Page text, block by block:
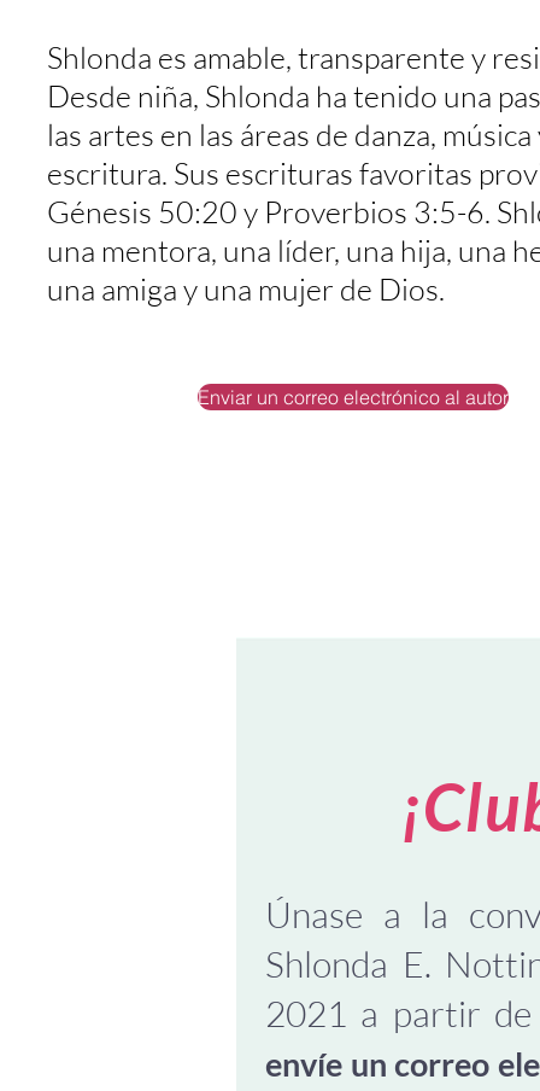
Shlonda es amable, transparente y
Desde niña, Shlonda ha tenido una
las artes en las áreas de danza, música
escritura. Sus escrituras favoritas
Génesis 50:20 y Proverbios 3:5-6.
una mentora, una líder, una hija, una
una amiga y una mujer de Dios.
Enviar un correo electrónico al autor
Únase a la
Shlonda E.
2021 a partir
envíe un correo